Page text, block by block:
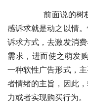
感诉求就是动之以情
诉求方式，去激发消
需求，进而使之萌发
一种软性广告形式，
者情绪的主旨，因此
力或者实现购买行为。